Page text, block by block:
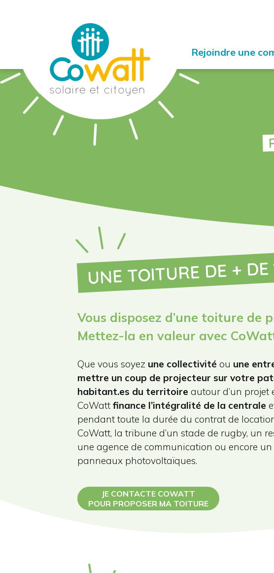
Rejoindre une
UNE TOITURE DE +
Vous disposez d’une toiture de
Mettez-la en valeur avec
Que vous soyez une collectivité ou une
mettre un coup de projecteur sur votre
habitant.es du territoire autour d’un projet
CoWatt finance l’intégralité de la centrale
pendant toute la durée du contrat de
CoWatt, la tribune d’un stade de rugby, un
une agence de communication ou encore
panneaux photovoltaïques.
JE CONTACTE COWATT
POUR PROPOSER MA TOITURE